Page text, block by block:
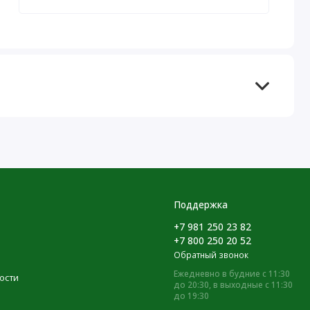
Поддержка
+7 981 250 23 82
+7 800 250 20 52
Обратный звонок
Ежедневно в будние с 11:30
до 20:30, в выходные с 11:30
до 19:30